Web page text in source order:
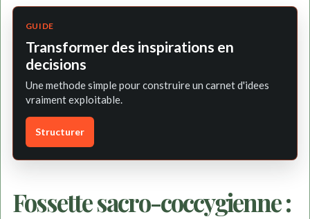
GUIDE
Transformer des inspirations en
decisions
Une methode simple pour construire un carnet d'idees
vraiment exploitable.
Structurer
Fossette sacro-coccygienne :